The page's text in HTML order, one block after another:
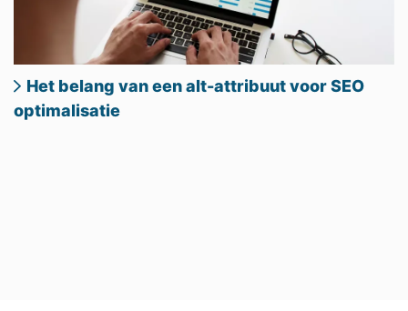
Het belang van een alt-attribuut voor SEO
optimalisatie